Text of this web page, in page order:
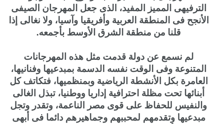
الترفيهى المميز المفيد، الذى جعل المهرجان الصيفى
الأنجح فى المنطقة العربية وأفريقيا وآسيا، ولا نغالى إذا
قلنا من منطقة الشرق الأوسط بأجمعه.
لم نسمع عن دولة قدمت مثل هذه المهرجانات
المتنوعة وفى الوقت نفسه الدسمة بمبدعيها وفنانيها،
العامرة بكل الأنشطة الرياضية وبمنظميها، فتكاتف كل
أبنائها تحت مظلة احترافية إداريا ووطنيا، تبذل الغالى
والنفيس للحفاظ على قوى مصر الناعمة، وتقدر وتجل
مبدعيها وتقدمهم لمحببهم وجماهيرهم دائما فى أبهى